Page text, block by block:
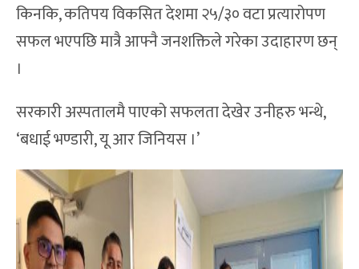
किनकि, कतिपय विकसित देशमा २५/३० वटा प्रत्यारोपण
सफल भएपछि मात्रै आफ्नै जनशक्तिले गरेका उदाहारण छन्
।
सरकारी अस्पतालमै पाएको सफलता देखेर उनीहरु भन्थे,
‘बधाई भण्डारी, यू आर जिनियस ।’